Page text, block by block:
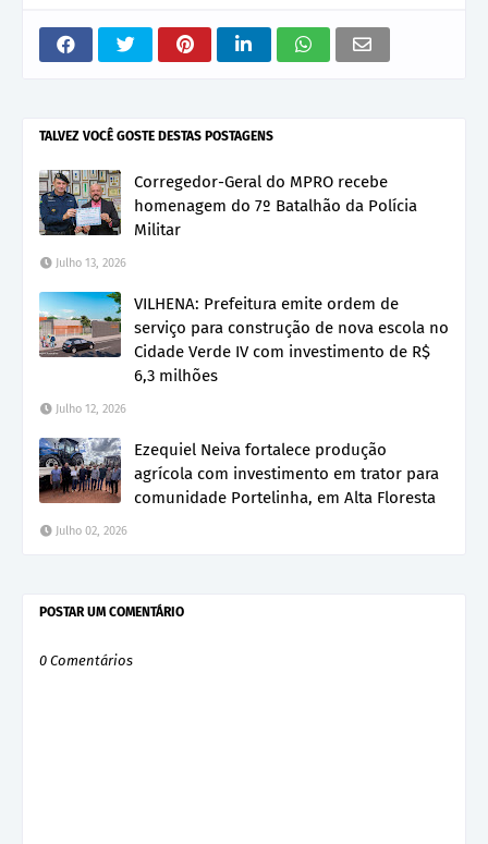
TALVEZ VOCÊ GOSTE DESTAS POSTAGENS
Corregedor-Geral do MPRO recebe
homenagem do 7º Batalhão da Polícia
Militar
Julho 13, 2026
VILHENA: Prefeitura emite ordem de
serviço para construção de nova escola no
Cidade Verde IV com investimento de R$
6,3 milhões
Julho 12, 2026
Ezequiel Neiva fortalece produção
agrícola com investimento em trator para
comunidade Portelinha, em Alta Floresta
Julho 02, 2026
POSTAR UM COMENTÁRIO
0 Comentários